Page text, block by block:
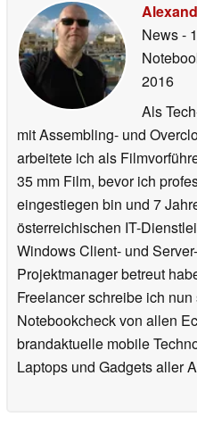
News-
2016
Als
mit Assembling- und
arbeitete ich als
35 mm Film, bevor ich
eingestiegen bin und 7
österreichischen IT-
Windows Client- und
Projektmanager betreut
Freelancer schreibe ich
Notebookcheck von allen
brandaktuelle mobile
Laptops und Gadgets aller